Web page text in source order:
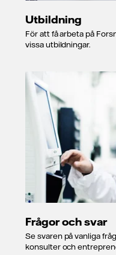
Utbildning
För att få arbeta på
vissa utbildningar.
Frågor och svar
Se svaren på vanliga
konsulter och